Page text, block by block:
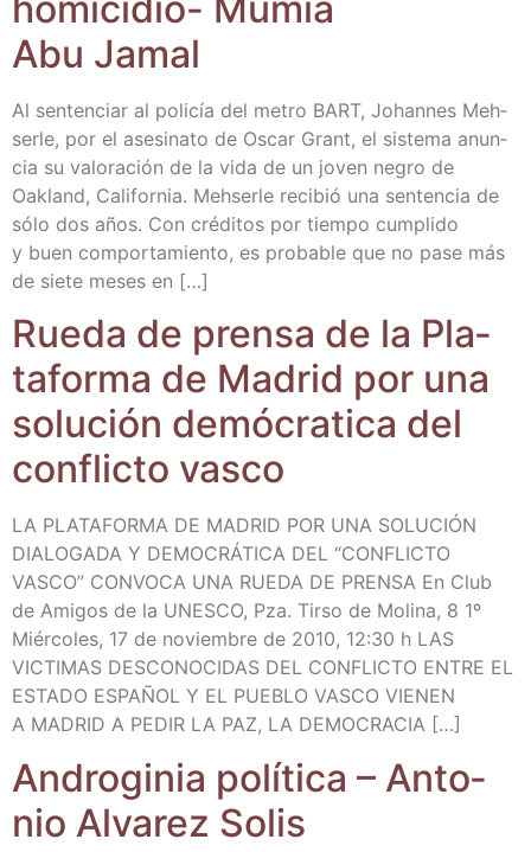
Abu Jamal
Al sen­ten­ciar al poli­cía del metro BART, Johan­nes Meh­
ser­le, por el ase­si­na­to de Oscar Grant, el sis­te­ma anun­
cia su valo­ra­ción de la vida de un joven negro de
Oakland, Cali­for­nia. Meh­ser­le reci­bió una sen­ten­cia de
sólo dos años. Con cré­di­tos por tiem­po cum­pli­do
y buen com­por­ta­mien­to, es pro­ba­ble que no pase más
de sie­te meses en […]
Rue­da de pren­sa de la Pla­
ta­for­ma de Madrid por una
solu­ción demó­cra­ti­ca del
con­flic­to vasco
LA PLATAFORMA DE MADRID POR UNA SOLUCIÓN
DIALOGADA Y DEMOCRÁTICA DEL “CONFLICTO
VASCO” CONVOCA UNA RUEDA DE PRENSA En Club
de Ami­gos de la UNESCO, Pza. Tir­so de Moli­na, 8 1º
Miér­co­les, 17 de noviem­bre de 2010, 12:30 h LAS
VICTIMAS DESCONOCIDAS DEL CONFLICTO ENTRE EL
ESTADO ESPAÑOL Y EL PUEBLO VASCO VIENEN
A MADRID A PEDIR LA PAZ, LA DEMOCRACIA […]
Andro­gi­nia polí­ti­ca – Anto­
nio Alva­rez Solis